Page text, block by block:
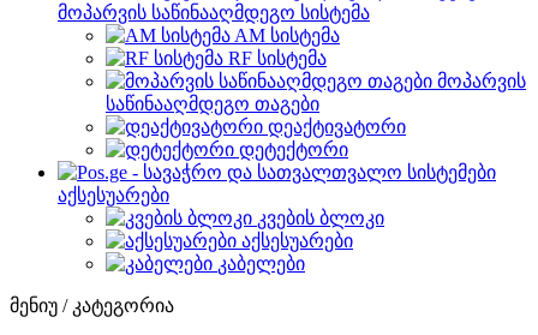
მოპარვის საწინააღმდეგო სისტემა
AM სისტემა
RF სისტემა
მოპარვის
საწინააღმდეგო თაგები
დეაქტივატორი
დეტექტორი
აქსესუარები
კვების ბლოკი
აქსესუარები
კაბელები
მენიუ / კატეგორია